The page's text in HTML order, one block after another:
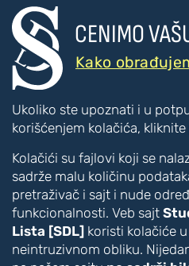
CENIMO
Kako
Ukoliko ste upoznati i u
korišćenjem kolačića, kliknite
Kolačići su fajlovi koji se
sadrže malu količinu
pretraživač i sajt i nude
funkcionalnosti. Veb sajt
Lista [SDL] koristi kolačiće
neintruzivnom obliku.

???PRISTUPAČNOST
Poboljšanje čitljivosti
Veći tekst
Veći razmak između slova
Manji razmak između
Disleksija [CTRL + ALT +
Boje i kontrast
Inverzne boje